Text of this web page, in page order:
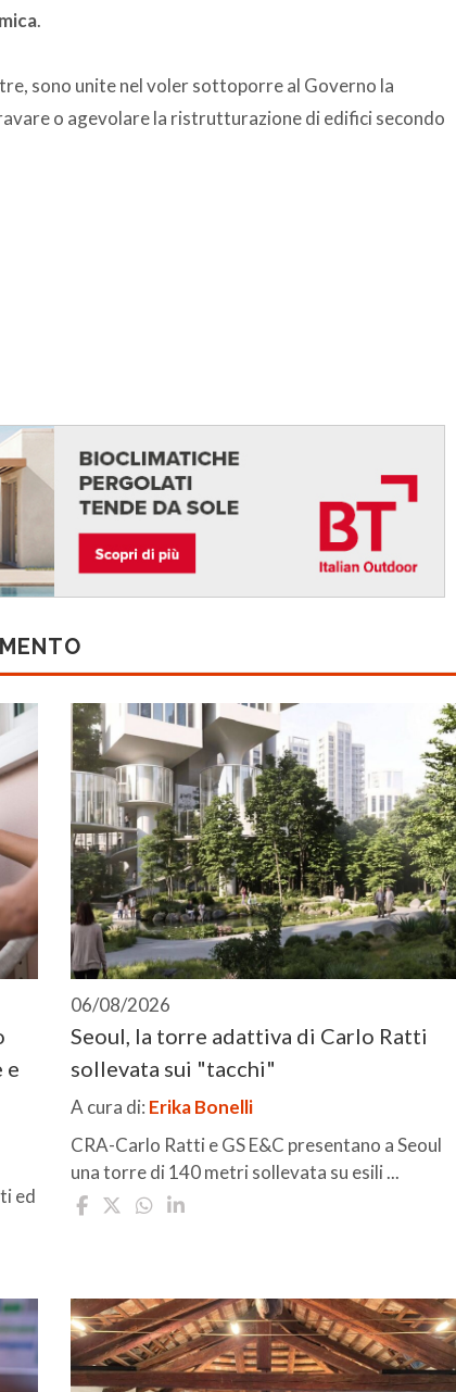
.
sono unite nel voler sottoporre al Governo la
o agevolare la ristrutturazione di edifici secondo
e
ed
06/08/2026
Seoul, la torre adattiva di Carlo Ratti
sollevata sui "tacchi"
A cura di: Erika Bonelli
CRA-Carlo Ratti e GS E&C presentano a Seoul
una torre di 140 metri sollevata su esili ...